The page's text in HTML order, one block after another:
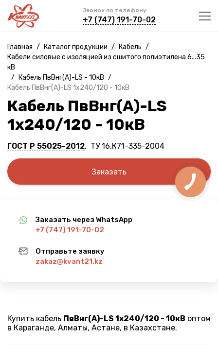
Звонок по телефону
+7 (747) 191-70-02
Главная / Каталог продукции / Кабель /
Кабели силовые с изоляцией из сшитого полиэтилена 6...35
кВ
/
Кабель ПвВнг(A)-LS - 10кВ /
Кабель ПвВнг(A)-LS 1х240/120 - 10кВ
Кабель ПвВнг(A)-LS
1х240/120 - 10кВ
ГОСТ Р 55025-2012, ТУ 16.К71-335-2004
Заказать
Заказать через WhatsApp
+7 (747) 191-70-02
Отправьте заявку
zakaz@kvant21.kz
Купить кабель ПвВнг(A)-LS 1х240/120 - 10кВ оптом
в Караганде, Алматы, Астане, в Казахстане.